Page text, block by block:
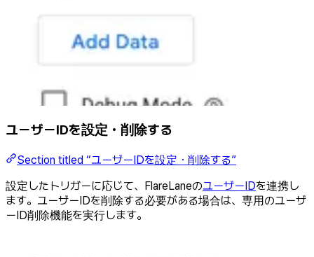
ユーザーIDを設定・削除する
Section titled “ユーザーIDを設定・削除する”
設定したトリガーに応じて、FlareLaneのユーザーIDを連携し
ます。ユーザーIDを削除する必要がある場合は、専用のユーザ
ーID削除機能を実行します。